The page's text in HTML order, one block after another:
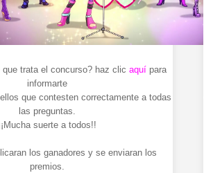
que trata el concurso? haz clic aquípara
informarte
que contesten correctamente a todas
las preguntas.
suerte a todos!!
los ganadores y se enviaran los
premios.